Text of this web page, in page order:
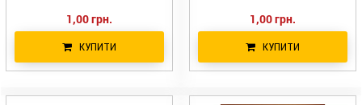
1,00 грн.
КУПИТИ
1,00 грн.
КУПИТИ